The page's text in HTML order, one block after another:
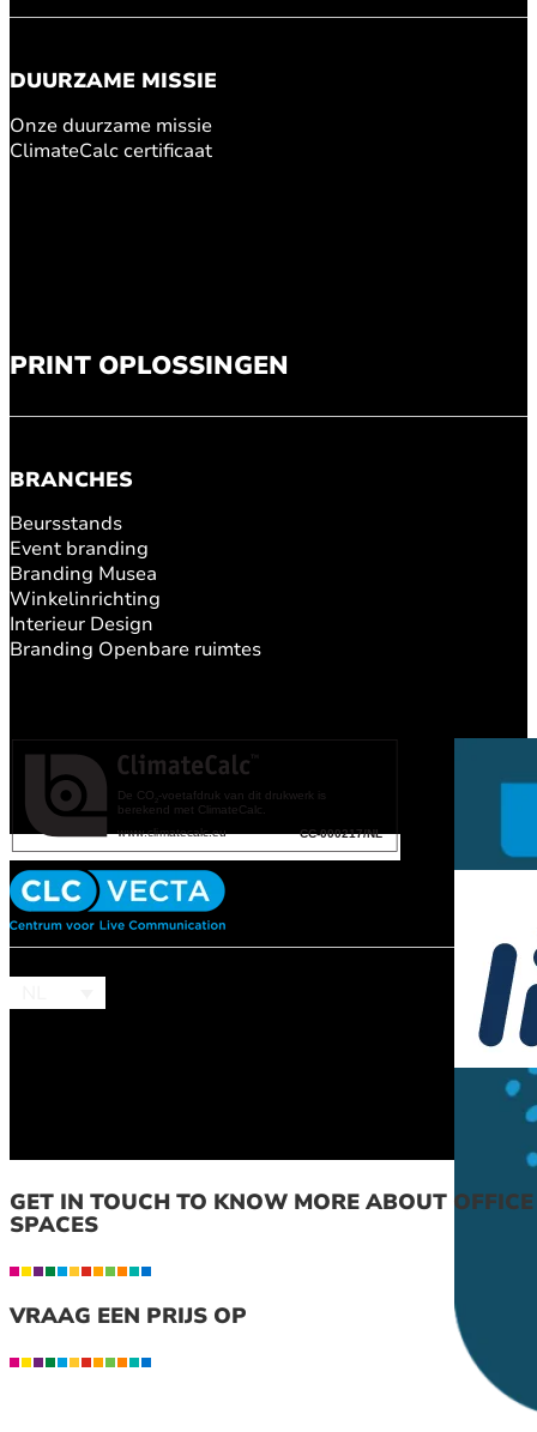
PRINT OPLOSSINGEN
BRANCHES
Beursstands
Event branding
Branding Musea
Winkelinrichting
Interieur Design
Branding Openbare ruimtes
DUURZAME MISSIE
Onze duurzame missie
ClimateCalc certificaat
GET IN TOUCH TO KNOW MORE ABOUT OFFICE
SPACES
VRAAG EEN PRIJS OP